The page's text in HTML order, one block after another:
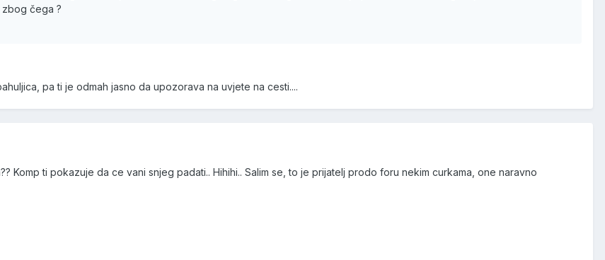
zbog čega ?
pa ti je odmah jasno da upozorava na uvjete na cesti....
Komp ti pokazuje da ce vani snjeg padati.. Hihihi.. Salim se, to je prijatelj prodo foru nekim curkama, one naravno